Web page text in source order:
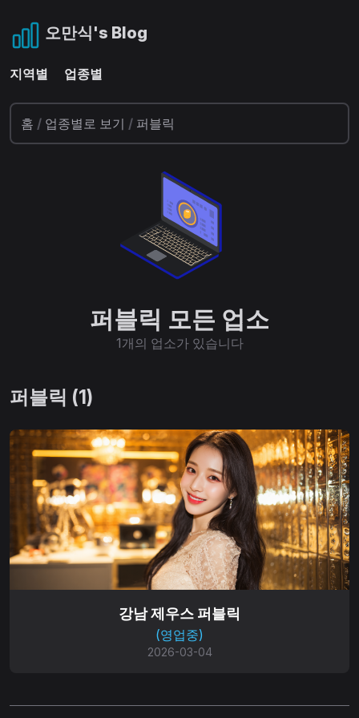
오만식's Blog
지역별 업종별
홈 / 업종별로 보기 / 퍼블릭
퍼블릭 모든 업소
1개의 업소가 있습니다
퍼블릭 (1)
강남 제우스 퍼블릭
(영업중)
2026-03-04